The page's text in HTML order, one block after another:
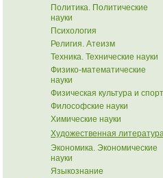
Политика. Политические
науки
Психология
Религия. Атеизм
Техника. Технические науки
Физико-математические
науки
Физическая культура и спорт
Философские науки
Химические науки
Художественная
Экономика. Экономические
науки
Языкознание